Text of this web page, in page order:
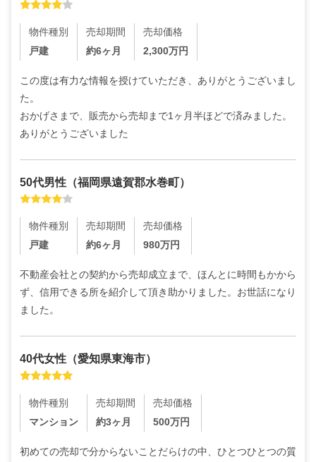
物件種別
戸建
売却期間
約6ヶ月
売却価格
2,300万円
この度は有力な情報を授けていただき、ありがとうございまし
た。
おかげさまで、販売から売却まで1ヶ月半ほどで済みました。
ありがとうございました
50代男性 （福岡県遠賀郡水巻町）
物件種別
戸建
売却期間
約6ヶ月
売却価格
980万円
不動産会社との契約から売却成立まで、ほんとに時間もかから
ず、信用できる所を紹介して頂き助かりました。お世話になり
ました。
40代女性 （愛知県東海市）
物件種別
マンション
売却期間
約3ヶ月
売却価格
500万円
初めての売却で分からないことだらけの中、ひとつひとつの質